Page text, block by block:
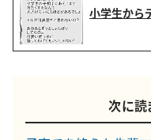
小学生から
次に読